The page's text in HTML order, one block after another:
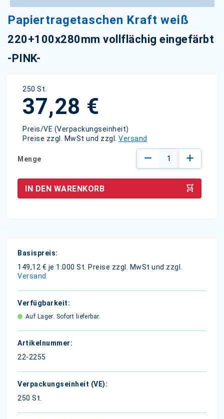
Papiertragetaschen Kraft weiß
220+100x280mm vollflächig eingefärbt
-PINK-
250 St.
37,28 €
Preis/VE (Verpackungseinheit)
Preise zzgl. MwSt und zzgl. Versand
Menge
IN DEN WARENKORB
Weitere
Informationen
149,12 € je 1.000 St.
Preise zzgl. MwSt und zzgl.
Versand
Auf Lager. Sofort lieferbar.
22-2255
250 St.
Anfang
der
Bildgalerie
springen